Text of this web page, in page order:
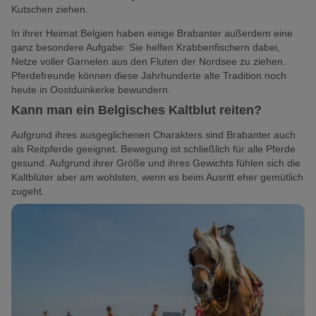
Kutschen ziehen.
In ihrer Heimat Belgien haben einige Brabanter außerdem eine
ganz besondere Aufgabe: Sie helfen Krabbenfischern dabei,
Netze voller Garnelen aus den Fluten der Nordsee zu ziehen.
Pferdefreunde können diese Jahrhunderte alte Tradition noch
heute in Oostduinkerke bewundern.
Kann man ein Belgisches Kaltblut reiten?
Aufgrund ihres ausgeglichenen Charakters sind Brabanter auch
als Reitpferde geeignet. Bewegung ist schließlich für alle Pferde
gesund. Aufgrund ihrer Größe und ihres Gewichts fühlen sich die
Kaltblüter aber am wohlsten, wenn es beim Ausritt eher gemütlich
zugeht.